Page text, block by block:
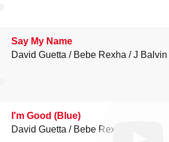
Say My Name
David Guetta
Bebe Rexha J Balvin
I'm Good (Blue)
David Guetta
Bebe Rexha